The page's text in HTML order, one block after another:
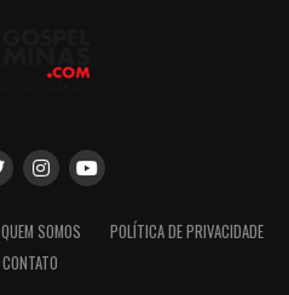
QUEM SOMOS
POLÍTICA DE PRIVACIDADE
CONTATO